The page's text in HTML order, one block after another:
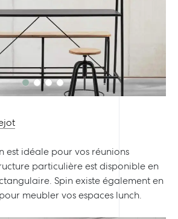
est idéale pour vos réunions
particulière est disponible en
Spin existe également en
meubler vos espaces lunch.